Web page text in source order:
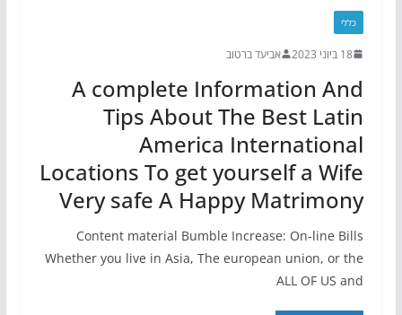
כללי
18 ביוני 2023 אביעד ברטוב
A complete Information And
Tips About The Best Latin
America International
Locations To get yourself a Wife
Very safe A Happy Matrimony
Content material Bumble Increase: On-line Bills
Whether you live in Asia, The european union, or the
ALL OF US and